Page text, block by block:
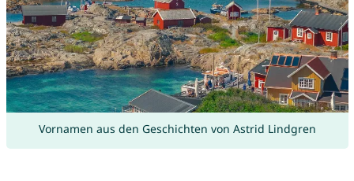
Vornamen aus den Geschichten von Astrid Lindgren